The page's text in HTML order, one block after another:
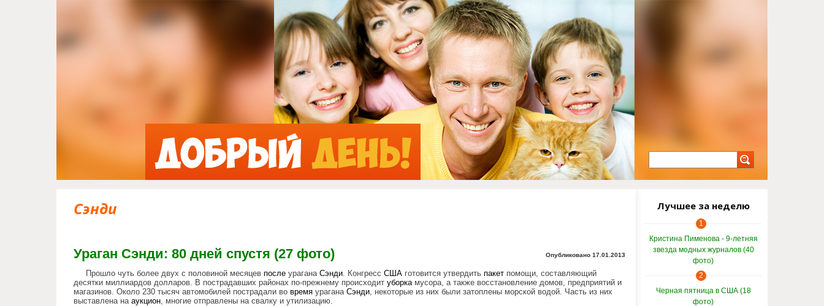
Jump to Navigation
Сэнди
Ураган Сэнди: 80 дней спустя (27 фото) Опубликовано 17.01.2013
Прошло чуть более двух с половиной месяцев после урагана Сэнди . Конгресс США готовится утвердить пакет помощи, составляющий
десятки миллиардов долларов. В пострадавших районах по-прежнему происходит уборка мусора, а также восстановление домов, предприятий и
магазинов. Около 230 тысяч автомобилей пострадали во время урагана Сэнди , некоторые из них были затоплены морской водой. Часть из них
выставлена на аукцион , многие отправлены на свалку и утилизацию.
Лучшее за неделю
1
Кристина Пименова - 9-летняя
звезда модных журналов (40
фото)
2
Черная пятница в США (18
фото)